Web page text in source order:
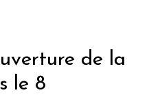
de la
le 8